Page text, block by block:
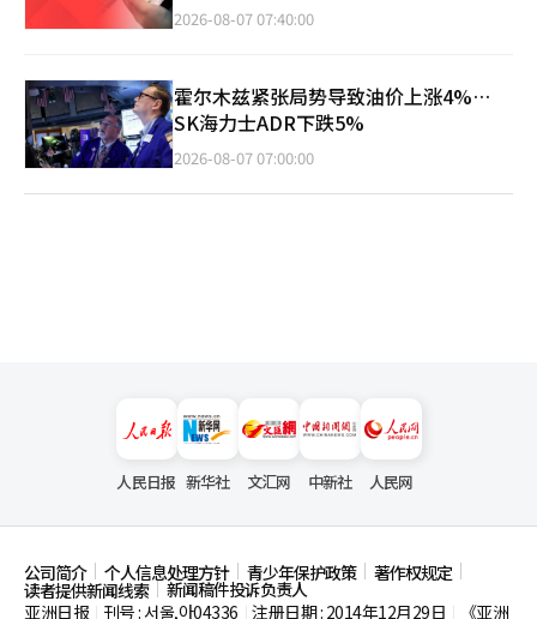
2026-08-07 07:40:00
霍尔木兹紧张局势导致油价上涨4%…
SK海力士ADR下跌5%
2026-08-07 07:00:00
人民日报 新华社 文汇网 中新社 人民网
公司简介 个人信息处理方针 青少年保护政策 著作权规定
读者提供新闻线索
新闻稿件投诉负责人
亚洲日报
刊号 : 서울,아04336 注册日期 : 2014年12月29日 《亚洲